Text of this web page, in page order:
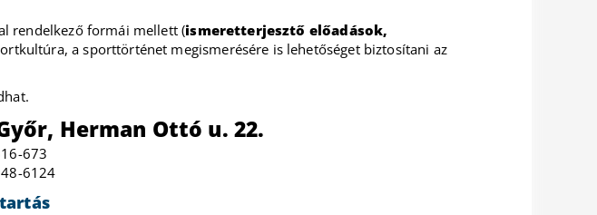
rendelkező formái mellett (ismeretterjesztő előadások,
a sporttörténet megismerésére is lehetőséget biztosítani az
Herman Ottó u. 22.
673
6124